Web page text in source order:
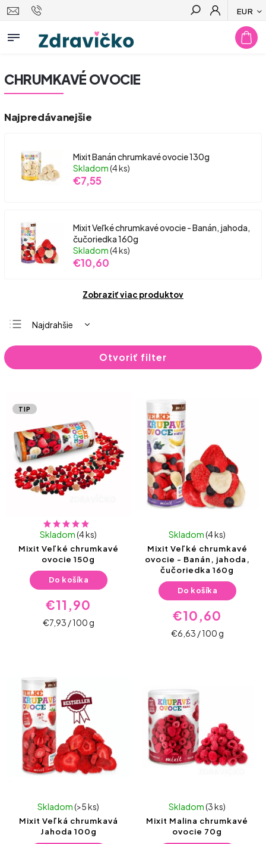
EUR
Hľadať
CHRUMKAVÉ OVOCIE
Najpredávanejšie
Mixit Banán chrumkavé ovocie 130g
Skladom(4 ks)
€7,55
Mixit Veľké chrumkavé ovocie - Banán, jahoda,
čučoriedka 160g
Skladom(4 ks)
€10,60
Zobraziť viac produktov
Najdrahšie
Najlacnejšie
Otvoriť filter
TIP
Mixit Veľké chrumkavé
ovocie 150g
Skladom(4 ks)
€11,90
€7,93 / 100 g
Do košíka
Mixit Veľké chrumkavé
ovocie - Banán, jahoda,
čučoriedka 160g
Skladom(4 ks)
€10,60
€6,63 / 100 g
Do košíka
Mixit Veľká chrumkavá
Jahoda 100g
Skladom(>5 ks)
Mixit Malina chrumkavé
ovocie 70g
Skladom(3 ks)